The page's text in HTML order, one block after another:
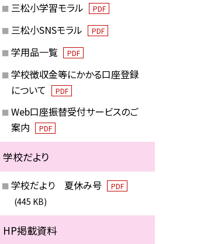
三松小学習モラル PDF
三松小SNSモラル PDF
学用品一覧 PDF
学校徴収金等にかかる口座登録
について
PDF
Web口座振替受付サービスのご
案内
PDF
学校だより
学校だより 夏休み号 PDF
(445 KB)
HP掲載資料